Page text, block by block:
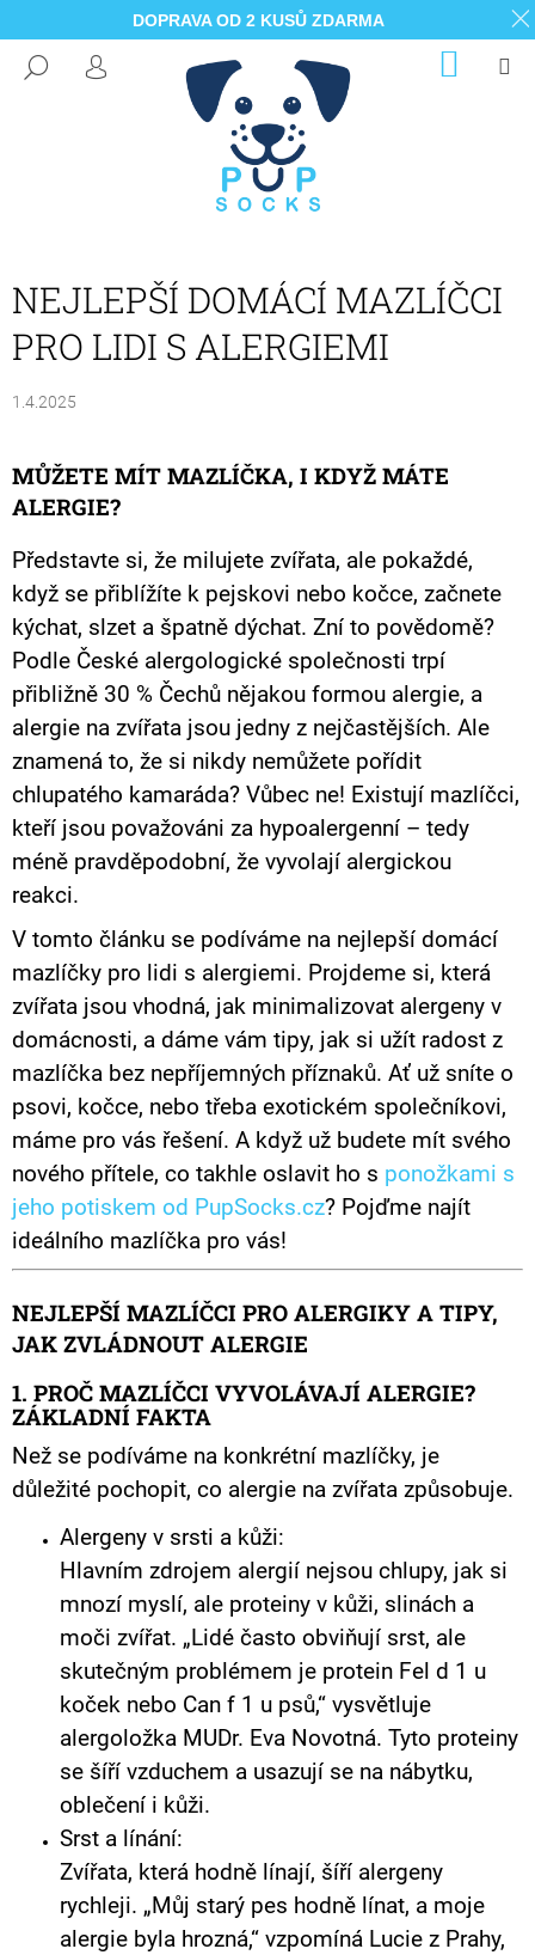
HLEDAT
PŘIHLÁŠENÍ KOŠÍK
NEJLEPŠÍ DOMÁCÍ MAZLÍČCI
PRO LIDI S ALERGIEMI
1.4.2025
MŮŽETE MÍT MAZLÍČKA, I KDYŽ MÁTE
ALERGIE?
Představte si, že milujete zvířata, ale pokaždé,
když se přiblížíte k pejskovi nebo kočce, začnete
kýchat, slzet a špatně dýchat. Zní to povědomě?
Podle České alergologické společnosti trpí
přibližně 30 % Čechů nějakou formou alergie, a
alergie na zvířata jsou jedny z nejčastějších. Ale
znamená to, že si nikdy nemůžete pořídit
chlupatého kamaráda? Vůbec ne! Existují mazlíčci,
kteří jsou považováni za hypoalergenní – tedy
méně pravděpodobní, že vyvolají alergickou
reakci.
V tomto článku se podíváme na nejlepší domácí
mazlíčky pro lidi s alergiemi. Projdeme si, která
zvířata jsou vhodná, jak minimalizovat alergeny v
domácnosti, a dáme vám tipy, jak si užít radost z
mazlíčka bez nepříjemných příznaků. Ať už sníte o
psovi, kočce, nebo třeba exotickém společníkovi,
máme pro vás řešení. A když už budete mít svého
nového přítele, co takhle oslavit ho s ponožkami s
jeho potiskem od PupSocks.cz? Pojďme najít
ideálního mazlíčka pro vás!
NEJLEPŠÍ MAZLÍČCI PRO ALERGIKY A TIPY,
JAK ZVLÁDNOUT ALERGIE
1. PROČ MAZLÍČCI VYVOLÁVAJÍ ALERGIE?
ZÁKLADNÍ FAKTA
Než se podíváme na konkrétní mazlíčky, je
důležité pochopit, co alergie na zvířata způsobuje.
Alergeny v srsti a kůži:
Hlavním zdrojem alergií nejsou chlupy, jak si
mnozí myslí, ale proteiny v kůži, slinách a
moči zvířat. „Lidé často obviňují srst, ale
skutečným problémem je protein Fel d 1 u
koček nebo Can f 1 u psů,“ vysvětluje
alergoložka MUDr. Eva Novotná. Tyto proteiny
se šíří vzduchem a usazují se na nábytku,
oblečení i kůži.
Srst a línání:
Zvířata, která hodně línají, šíří alergeny
rychleji. „Můj starý pes hodně línat, a moje
alergie byla hrozná,“ vzpomíná Lucie z Prahy,
T
Ř
E
B
U
E
T
E
N
A
J
Í
T
?
HLEDAT
D
O
P
O
R
U
Č
U
J
E
M
E
PODLOŽKA
POD
S
VLASTNÍM
POTISKEM
MAZLÍČKA
AKVAREL
395
Kč
DOPRAVA OD 2 KUSŮ ZDARMA